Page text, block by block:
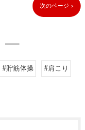
次のページ >
#貯筋体操
#肩こり